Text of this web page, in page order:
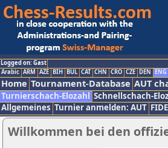
Logged on: Gast
Arabic ARM AZE BIH BUL CAT CHN CRO CZE DEN ENG
Home Tournament-Database AUT
Turnierschach-Elozahl Schnellschach-
Allgemeines Turnier anmelden: AUT FIDE
Willkommen bei den